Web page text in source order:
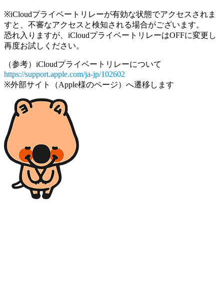
※iCloudプライベートリレーが有効な状態でアクセスされま
すと、不審なアクセスと検知される場合がございます。
恐れ入りますが、iCloudプライベートリレーはOFFに変更し
再度お試しください。
（参考）iCloudプライベートリレーについて
https://support.apple.com/ja-jp/102602
※外部サイト（Apple様のページ）へ遷移します